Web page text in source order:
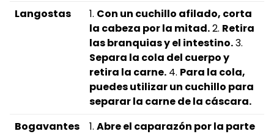
Langostas
1. Con un cuchillo afilado, corta
la cabeza por la mitad.2. Retira
las branquias y el intestino.3.
Separa la cola del cuerpo y
retira la carne. 4. Para la cola,
puedes utilizar un cuchillo para
separar la carne de la cáscara.
Bogavantes
1. Abre el caparazón por la parte